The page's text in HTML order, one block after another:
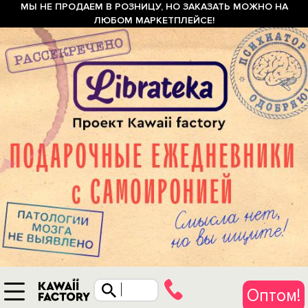
МЫ НЕ ПРОДАЕМ В РОЗНИЦУ, НО ЗАКАЗАТЬ МОЖНО НА
ЛЮБОМ МАРКЕТПЛЕЙСЕ!
Оптом!